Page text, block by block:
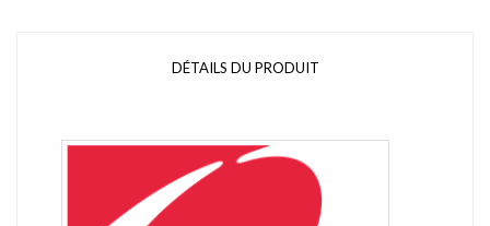
DÉTAILS DU PRODUIT